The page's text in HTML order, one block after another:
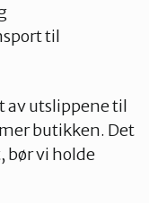
til
av utslippene til
butikken. Det
bør vi holde